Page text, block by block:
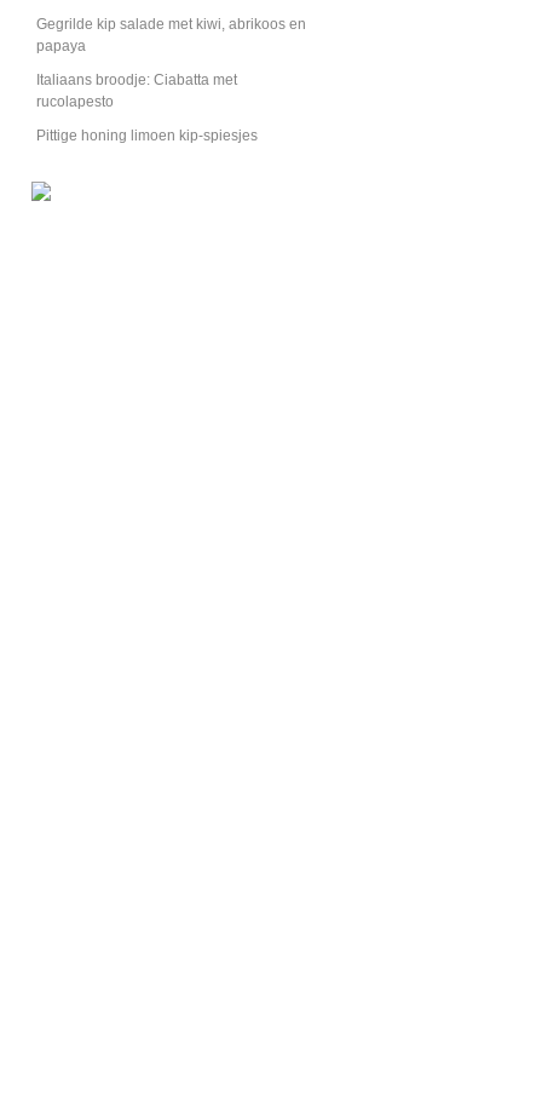
Gegrilde kip salade met kiwi, abrikoos en
papaya
Italiaans broodje: Ciabatta met
rucolapesto
Pittige honing limoen kip-spiesjes